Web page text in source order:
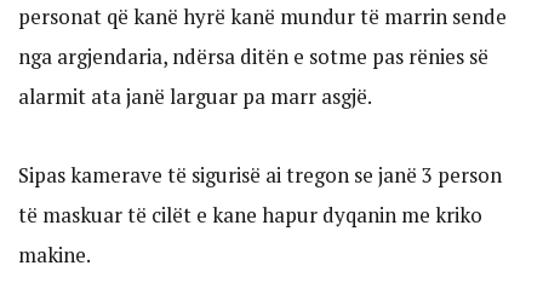
personat që kanë hyrë kanë mundur të marrin sende
nga argjendaria, ndërsa ditën e sotme pas rënies së
alarmit ata janë larguar pa marr asgjë.
Sipas kamerave të sigurisë ai tregon se janë 3 person
të maskuar të cilët e kane hapur dyqanin me kriko
makine.